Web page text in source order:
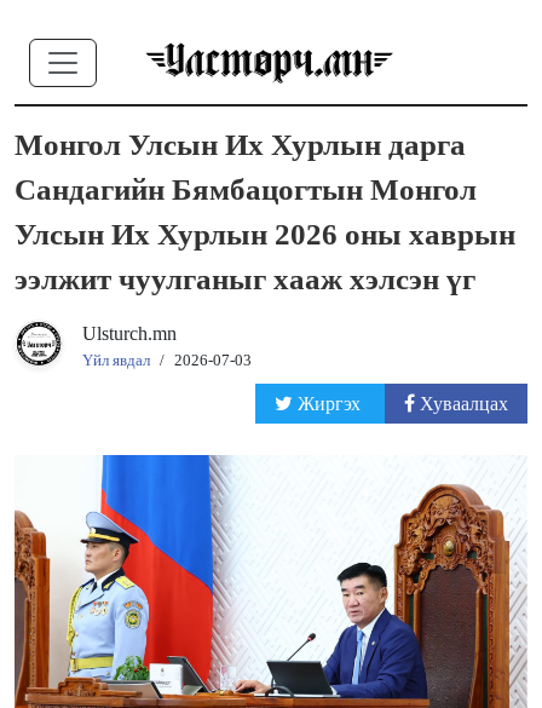
Монгол Улсын Их Хурлын дарга
Сандагийн Бямбацогтын Монгол
Улсын Их Хурлын 2026 оны хаврын
ээлжит чуулганыг хааж хэлсэн үг
Ulsturch.mn
Үйл явдал / 2026-07-03
Жиргэх Хуваалцах